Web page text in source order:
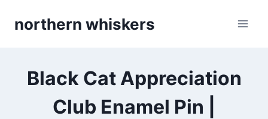
northern whiskers
Black Cat Appreciation
Club Enamel Pin |